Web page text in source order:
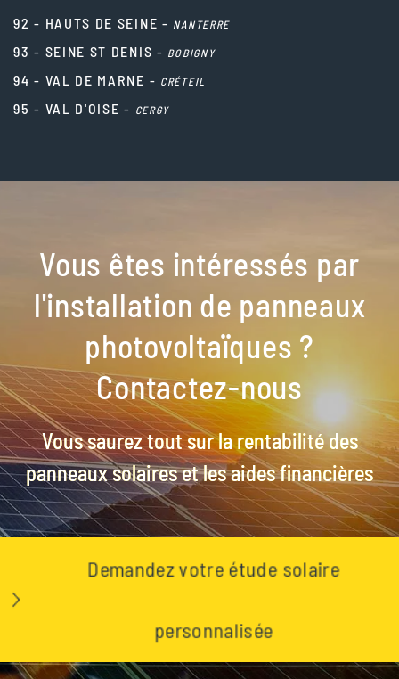
92 - HAUTS DE SEINE - NANTERRE
93 - SEINE ST DENIS - BOBIGNY
94 - VAL DE MARNE - CRÉTEIL
95 - VAL D'OISE - CERGY
Vous êtes intéressés par
l'installation de panneaux
photovoltaïques ?
Contactez-nous
Vous saurez tout sur la rentabilité des
panneaux solaires et les aides financières
Demandez votre étude solaire
personnalisée